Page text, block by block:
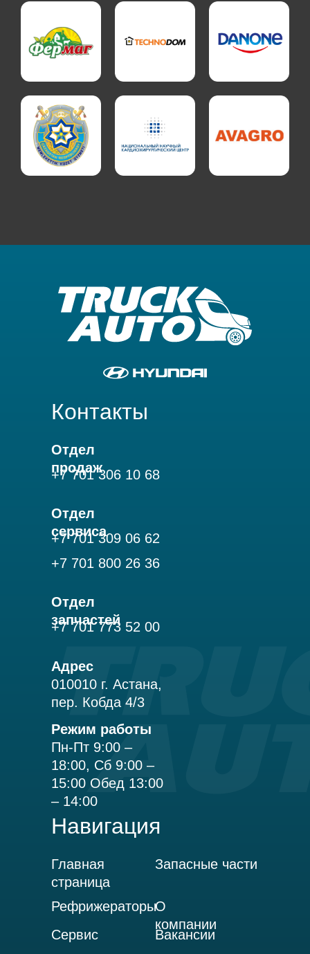
Адрес
010010 г. Астана,
пер. Кобда 4/3
Режим работы
Пн-Пт 9:00 –
18:00, Сб 9:00 –
15:00 Обед 13:00
– 14:00
Контакты
Отдел
продаж
+7 701 306 10 68
Отдел
сервиса
+7 701 309 06 62
+7 701 800 26 36
Отдел
запчастей
+7 701 773 52 00
Навигация
Главная
страница
Сервис
Запасные части
РефрижераторыО
компании
Вакансии